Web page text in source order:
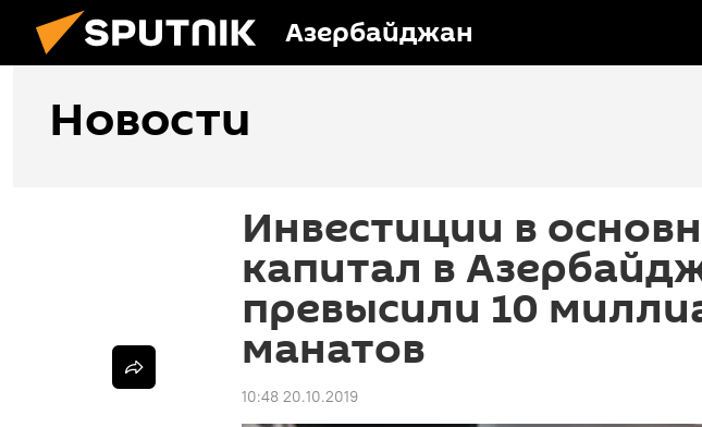
Азербайджан
Новости
Инвестиции в
капитал в
превысили 10
манатов
10:48 20.10.2019